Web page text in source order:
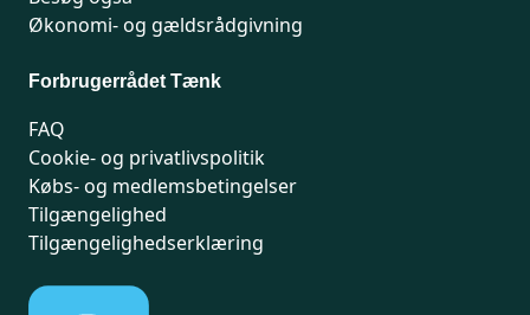
Økonomi- og gældsrådgivning
Forbrugerrådet Tænk
FAQ
Cookie- og privatlivspolitik
Købs- og medlemsbetingelser
Tilgængelighed
Tilgængelighedserklæring